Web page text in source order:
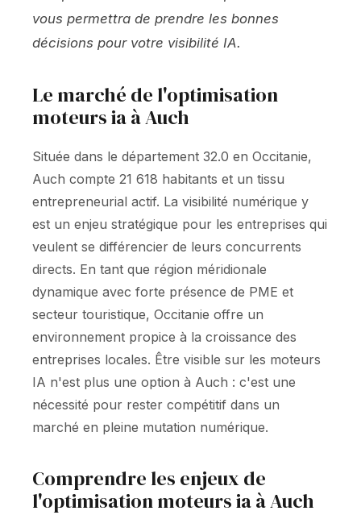
vous permettra de prendre les bonnes
décisions pour votre visibilité IA.
Le marché de l'optimisation
moteurs ia à Auch
Située dans le département 32.0 en Occitanie,
Auch compte 21 618 habitants et un tissu
entrepreneurial actif. La visibilité numérique y
est un enjeu stratégique pour les entreprises qui
veulent se différencier de leurs concurrents
directs. En tant que région méridionale
dynamique avec forte présence de PME et
secteur touristique, Occitanie offre un
environnement propice à la croissance des
entreprises locales. Être visible sur les moteurs
IA n'est plus une option à Auch : c'est une
nécessité pour rester compétitif dans un
marché en pleine mutation numérique.
Comprendre les enjeux de
l'optimisation moteurs ia à Auch